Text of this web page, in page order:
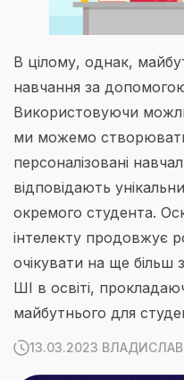
В цілому, однак,
навчання за
Використовуючи
ми можемо створювати
персоналізовані
відповідають
окремого студента.
інтелекту продовжує
очікувати на ще більш
ШІ в освіті,
майбутнього для
13.03.2023